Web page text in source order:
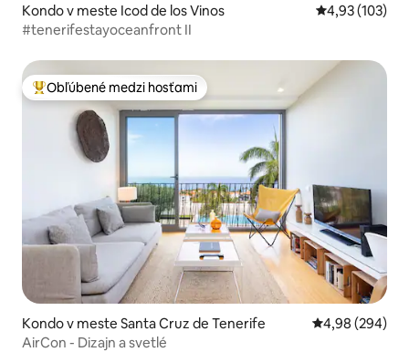
Kondo v meste Icod de los Vinos Priemerné
4,93 (103)
#tenerifestayoceanfront II
Najobľúbenejšie medzi hosťami
Obľúbené medzi hosťami
Kondo v meste Santa Cruz de Tenerife Priemerné
4,98 (294)
AirCon - Dizajn a svetlé